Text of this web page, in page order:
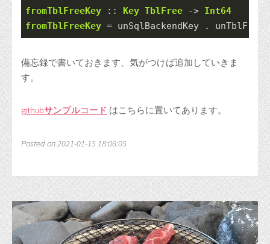
fromTblFreeKey :: Key TblFree -> Int64
fromTblFreeKey = unSqlBackendKey .
備忘録で書いておきます、気がつけば追加していきま
す。
githubサンプルコード はこちらに置いてあります。
Posted on 2021-01-15 18:06:05